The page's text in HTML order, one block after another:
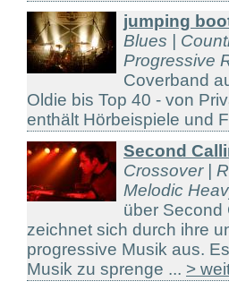
jumping
Blues |
Progressive
Coverband
Oldie bis Top 40 - von
enthält Hörbeispiele und
Second
Crossover |
Melodic
über Second
zeichnet sich durch ihre
progressive Musik aus.
Musik zu sprenge ... >